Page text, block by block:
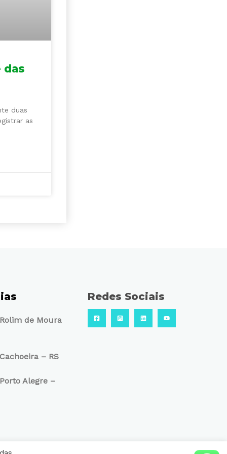
das
duas
as
de Moura
– RS
Alegre –
Redes Sociais